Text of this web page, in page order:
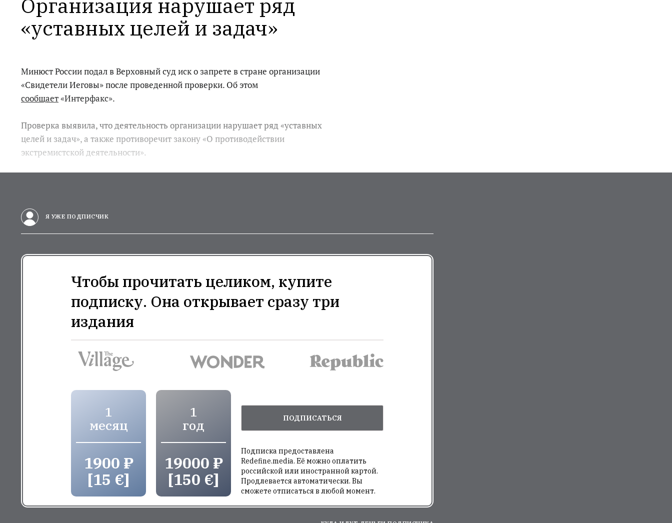
Организация нарушает ряд
«уставных целей и задач»
Минюст России подал в Верховный суд иск о запрете в стране организации
«Свидетели Иеговы» после проведенной проверки. Об этом
сообщает«Интерфакс».
Проверка выявила, что деятельность организации нарушает ряд «уставных
целей и задач», а также противоречит закону «О противодействии
экстремистской деятельности».
Я УЖЕ ПОДПИСЧИК
Чтобы прочитать целиком, купите
подписку. Она открывает сразу три
издания
1
месяц
1900 ₽
[15 €]
1
год
19000 ₽
[150 €]
ПОДПИСАТЬСЯ
Подписка предоставлена
Redefine.media. Её можно оплатить
российской или иностранной картой.
Продлевается автоматически. Вы
сможете отписаться в любой момент.